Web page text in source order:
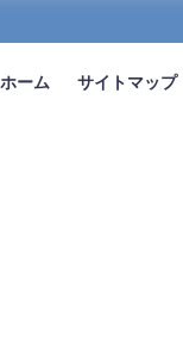
ホーム サイトマップ